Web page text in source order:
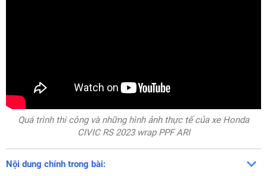
Quá trình thi công và những hình ảnh thực tế của xe Honda
CIVIC RS 2023 wrap PPF ARI
Nội dung chính trong bài: